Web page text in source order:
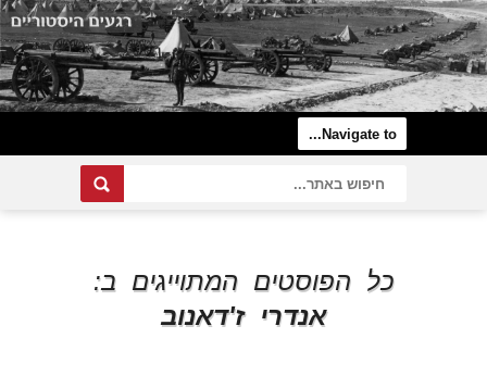
כל הפוסטים המתוייגים ב:
אנדרי ז'דאנוב